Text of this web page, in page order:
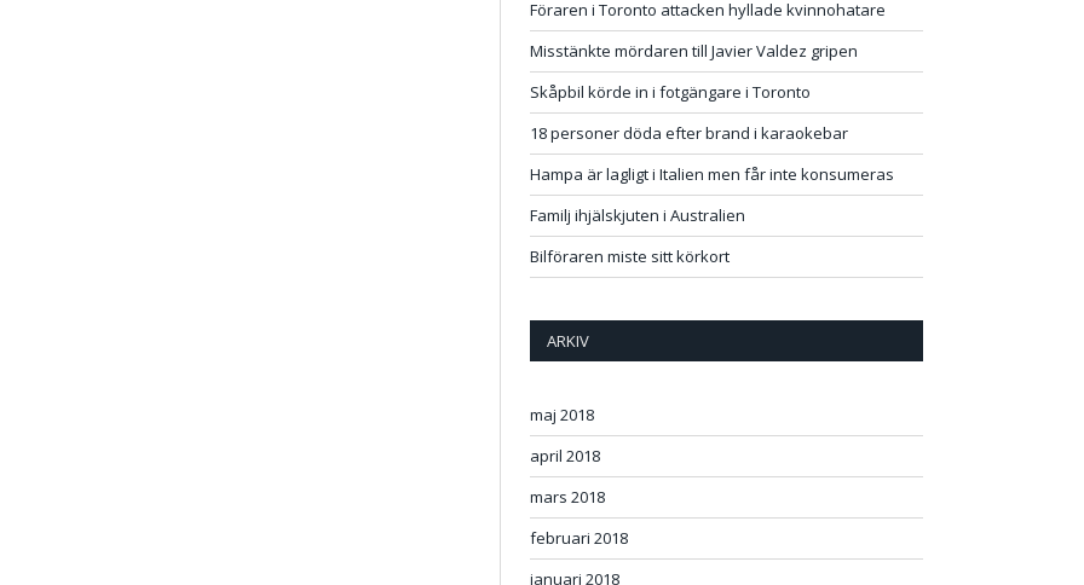
Föraren i Toronto attacken hyllade kvinnohatare
Misstänkte mördaren till Javier Valdez gripen
Skåpbil körde in i fotgängare i Toronto
18 personer döda efter brand i karaokebar
Hampa är lagligt i Italien men får inte konsumeras
Familj ihjälskjuten i Australien
Bilföraren miste sitt körkort
ARKIV
maj 2018
april 2018
mars 2018
februari 2018
januari 2018